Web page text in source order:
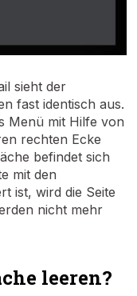
sieht der
fast identisch aus.
Menü mit Hilfe von
rechten Ecke
befindet sich
mit den
ist, wird die Seite
nicht mehr
leeren?